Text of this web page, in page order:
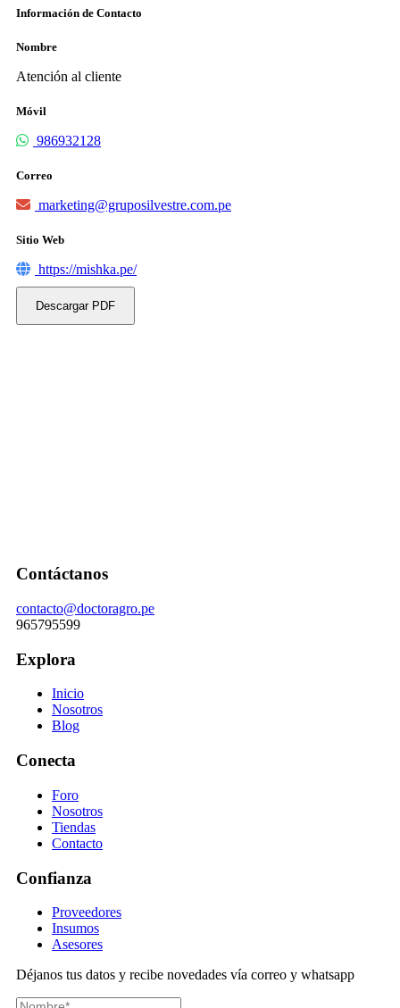
Información de Contacto
Nombre
Atención al cliente
Móvil
986932128
Correo
marketing@gruposilvestre.com.pe
Sitio Web
https://mishka.pe/
Descargar PDF
Contáctanos
contacto@doctoragro.pe
965795599
Explora
Inicio
Nosotros
Blog
Conecta
Foro
Nosotros
Tiendas
Contacto
Confianza
Proveedores
Insumos
Asesores
Déjanos tus datos y recibe novedades vía correo y whatsapp